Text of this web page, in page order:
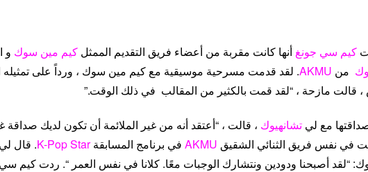
كيم سي جونغ أنها كانت مقربة من أعضاء فريق التقديم الممثلكيم مين سوك و
من AKMU. لقد قدمت مسرحية موسيقية مع كيم مين سوك ، ورداً على تمثيله
قالت مازحة ، “لقد قمت بالكثير من المقالب في ذلك الوقت.”
مع لي تشانهيوك ، قالت ، “أعتقد أنه من غير الملائمة أن تكون لديك صداقة
في نفس فريق الثنائي الشقيق AKMU في برنامج المسابقةK-Pop Star. قال لي
“لقد أصبحنا ودودين ونتشارك الوجبات معًا. كلانا في نفس العمر “. ردت كيم